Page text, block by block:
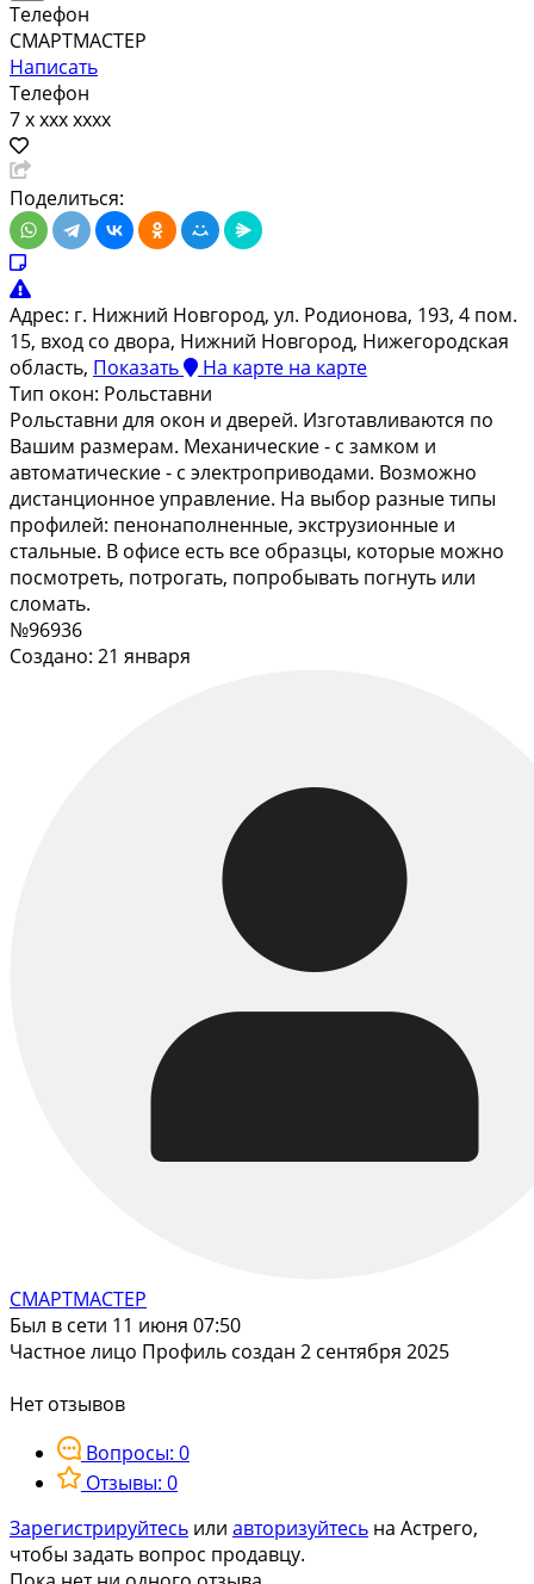
Телефон
СМАРТМАСТЕР
Написать
Телефон
7 x xxx xxxx
Поделиться:
Адрес: г. Нижний Новгород, ул. Родионова, 193, 4 пом.
15, вход со двора, Нижний Новгород, Нижегородская
область, Показать На карте на карте
Тип окон: Рольставни
Рольставни для окон и дверей. Изготавливаются по
Вашим размерам. Механические - с замком и
автоматические - с электроприводами. Возможно
дистанционное управление. На выбор разные типы
профилей: пенонаполненные, экструзионные и
стальные. В офисе есть все образцы, которые можно
посмотреть, потрогать, попробывать погнуть или
сломать.
№96936
Создано: 21 января
СМАРТМАСТЕР
Был в сети 11 июня 07:50
Частное лицо Профиль создан 2 сентября 2025
Нет отзывов
Вопросы: 0
Отзывы: 0
Зарегистрируйтесь или авторизуйтесь на Астрего,
чтобы задать вопрос продавцу.